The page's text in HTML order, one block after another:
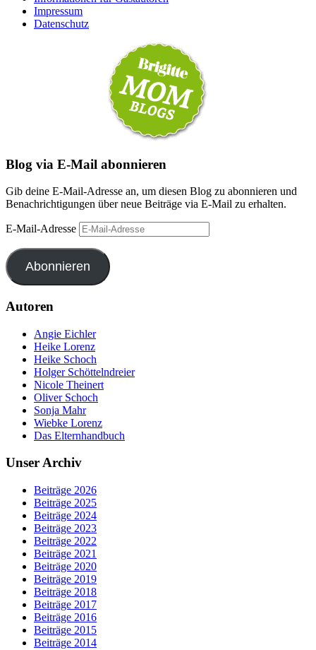
Impressum
Datenschutz
Blog via E-Mail abonnieren
Gib deine E-Mail-Adresse an, um diesen Blog zu abonnieren und
Benachrichtigungen über neue Beiträge via E-Mail zu erhalten.
E-Mail-Adresse
Abonnieren
Autoren
Angie Eichler
Heike Lorenz
Heike Schoch
Holger Schöttelndreier
Nicole Theinert
Oliver Schoch
Sonja Mahr
Wiebke Lorenz
Das Elternhandbuch
Unser Archiv
Beiträge 2026
Beiträge 2025
Beiträge 2024
Beiträge 2023
Beiträge 2022
Beiträge 2021
Beiträge 2020
Beiträge 2019
Beiträge 2018
Beiträge 2017
Beiträge 2016
Beiträge 2015
Beiträge 2014